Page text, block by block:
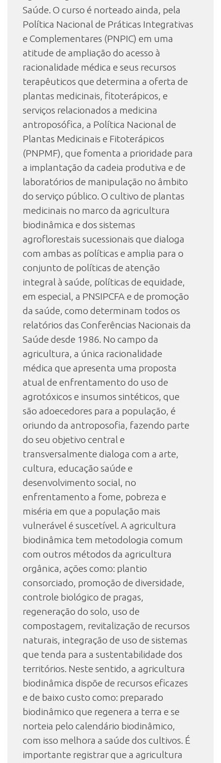
Saúde. O curso é norteado ainda, pela
Política Nacional de Práticas Integrativas
e Complementares (PNPIC) em uma
atitude de ampliação do acesso à
racionalidade médica e seus recursos
terapêuticos que determina a oferta de
plantas medicinais, fitoterápicos, e
serviços relacionados a medicina
antroposófica, a Política Nacional de
Plantas Medicinais e Fitoterápicos
(PNPMF), que fomenta a prioridade para
a implantação da cadeia produtiva e de
laboratórios de manipulação no âmbito
do serviço público. O cultivo de plantas
medicinais no marco da agricultura
biodinâmica e dos sistemas
agroflorestais sucessionais que dialoga
com ambas as políticas e amplia para o
conjunto de políticas de atenção
integral à saúde, políticas de equidade,
em especial, a PNSIPCFA e de promoção
da saúde, como determinam todos os
relatórios das Conferências Nacionais da
Saúde desde 1986. No campo da
agricultura, a única racionalidade
médica que apresenta uma proposta
atual de enfrentamento do uso de
agrotóxicos e insumos sintéticos, que
são adoecedores para a população, é
oriundo da antroposofia, fazendo parte
do seu objetivo central e
transversalmente dialoga com a arte,
cultura, educação saúde e
desenvolvimento social, no
enfrentamento a fome, pobreza e
miséria em que a população mais
vulnerável é suscetível. A agricultura
biodinâmica tem metodologia comum
com outros métodos da agricultura
orgânica, ações como: plantio
consorciado, promoção de diversidade,
controle biológico de pragas,
regeneração do solo, uso de
compostagem, revitalização de recursos
naturais, integração de uso de sistemas
que tenda para a sustentabilidade dos
territórios. Neste sentido, a agricultura
biodinâmica dispõe de recursos eficazes
e de baixo custo como: preparado
biodinâmico que regenera a terra e se
norteia pelo calendário biodinâmico,
com isso melhora a saúde dos cultivos. É
importante registrar que a agricultura